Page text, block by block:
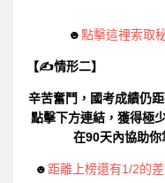
☻點擊這裡索取
【✍情形二】
辛苦奮鬥，國考成績仍
點擊下方連結，獲得極
在90天內協助你
☻ 距離上榜還有1/2的